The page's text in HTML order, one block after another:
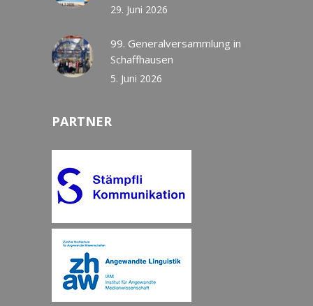
29. Juni 2026
99. Generalversammlung in
Schaffhausen
5. Juni 2026
PARTNER